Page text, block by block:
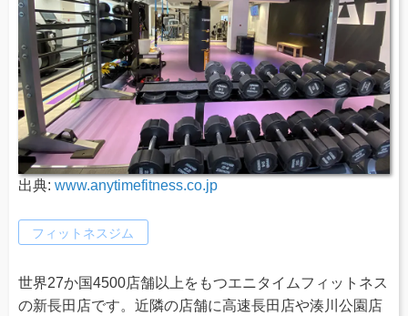
出典: www.anytimefitness.co.jp
フィットネスジム
世界27か国4500店舗以上をもつエニタイムフィットネス
の新長田店です。近隣の店舗に高速長田店や湊川公園店